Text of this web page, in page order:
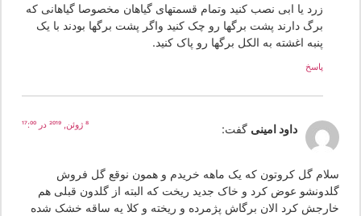
زرد یا ابی نصب کنید وتمام قسمتهای گیاهان مخصوصا گیاهانی که
برگ دارند پشت برگها رو چک کنید واگر پشت برگها بودند با یک
پنبه اغشته به الکل برگها رو پاک کنید.
داود امینی گفت:
گل کروتون که یک ماهه خریدم و همون نوقع گل فروش
عوض کرد و خاک جدید ریخت که البته از گلدون قبلی هم
کرد الان برگاش پژمرده و ریخته و کلا یه ساقه خشک شده